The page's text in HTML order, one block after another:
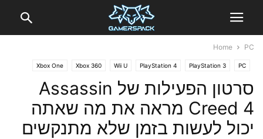
Home PC
PC
PlayStation 3
PlayStation 4
Wii U
Xbox 360
Xbox One
סרטון הפעילות של Assassin
Creed 4 מראה את מה שאתה
יכול לעשות בזמן שלא מתנקשים